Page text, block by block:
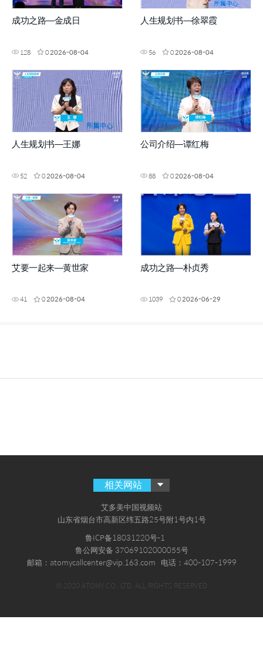
成功之路—金成日
128 02026-08-04
人生规划书—徐翠霞
56 02026-08-04
人生规划书—王娜
52 02026-08-04
公司介绍—谭红梅
88 02026-08-04
艾要一起来—黄世家
41 02026-08-04
成功之路—朴贞秀
1039 02026-06-29
相关网站
艾多美中国视频站
山东省烟台市高新区纬五路25号附1号内1号
鲁ICP备18031220号-1
鲁公网安备 37069102000055号
邮箱：atomycallcenter@vip.163.com 电话：400-107-1999
© 2020 ATOMY CO., LTD. ALL RIGHTS RESERVED